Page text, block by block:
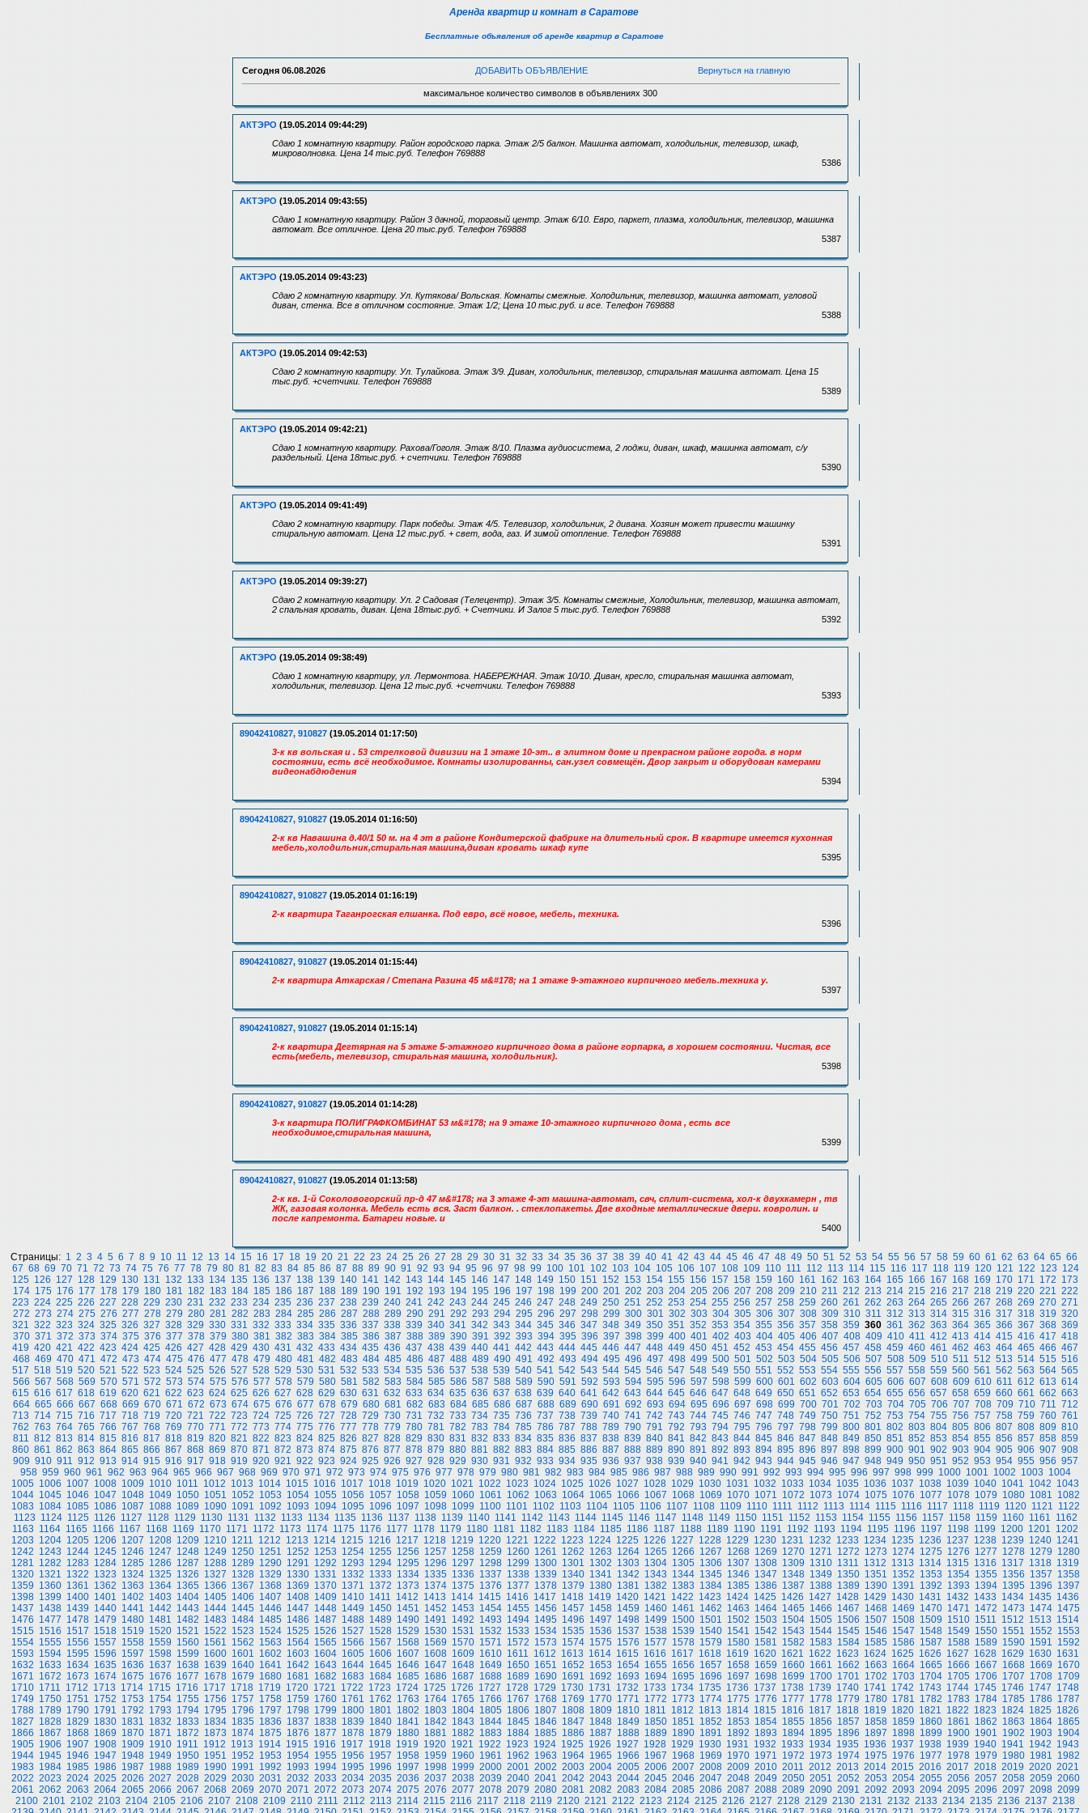
Аренда квартир и комнат в Саратове
Бесплатные объявления об аренде квартир в Саратове
Сегодня 06.08.2026 ДОБАВИТЬ ОБЪЯВЛЕНИЕ Вернуться на главную
максимальное количество символов в объявлениях 300
АКТЭРО (19.05.2014 09:44:29)
Сдаю 1 комнатную квартиру. Район городского парка. Этаж 2/5 балкон. Машинка автомат, холодильник, телевизор, шкаф,
микроволновка. Цена 14 тыс.руб. Телефон 769888
5386
АКТЭРО (19.05.2014 09:43:55)
Сдаю 1 комнатную квартиру. Район 3 дачной, торговый центр. Этаж 6/10. Евро, паркет, плазма, холодильник, телевизор, машинка
автомат. Все отличное. Цена 20 тыс.руб. Телефон 769888
5387
АКТЭРО (19.05.2014 09:43:23)
Сдаю 2 комнатную квартиру. Ул. Кутякова/ Вольская. Комнаты смежные. Холодильник, телевизор, машинка автомат, угловой
диван, стенка. Все в отличном состояние. Этаж 1/2; Цена 10 тыс.руб. и все. Телефон 769888
5388
АКТЭРО (19.05.2014 09:42:53)
Сдаю 2 комнатную квартиру. Ул. Тулайкова. Этаж 3/9. Диван, холодильник, телевизор, стиральная машинка автомат. Цена 15
тыс.руб. +счетчики. Телефон 769888
5389
АКТЭРО (19.05.2014 09:42:21)
Сдаю 1 комнатную квартиру. Рахова/Гоголя. Этаж 8/10. Плазма аудиосистема, 2 лоджи, диван, шкаф, машинка автомат, с/у
раздельный. Цена 18тыс.руб. + счетчики. Телефон 769888
5390
АКТЭРО (19.05.2014 09:41:49)
Сдаю 2 комнатную квартиру. Парк победы. Этаж 4/5. Телевизор, холодильник, 2 дивана. Хозяин может привести машинку
стиральную автомат. Цена 12 тыс.руб. + свет, вода, газ. И зимой отопление. Телефон 769888
5391
АКТЭРО (19.05.2014 09:39:27)
Сдаю 2 комнатную квартиру. Ул. 2 Садовая (Телецентр). Этаж 3/5. Комнаты смежные, Холодильник, телевизор, машинка автомат,
2 спальная кровать, диван. Цена 18тыс.руб. + Счетчики. И Залог 5 тыс.руб. Телефон 769888
5392
АКТЭРО (19.05.2014 09:38:49)
Сдаю 1 комнатную квартиру, ул. Лермонтова. НАБЕРЕЖНАЯ. Этаж 10/10. Диван, кресло, стиральная машинка автомат,
холодильник, телевизор. Цена 12 тыс.руб. +счетчики. Телефон 769888
5393
89042410827, 910827 (19.05.2014 01:17:50)
3-к кв вольская и . 53 стрелковой дивизии на 1 этаже 10-эт.. в элитном доме и прекрасном районе города. в норм
состоянии, есть всё необходимое. Комнаты изолированны, сан.узел совмещён. Двор закрыт и оборудован камерами
видеонабдюдения
5394
89042410827, 910827 (19.05.2014 01:16:50)
2-к кв Навашина д.40/1 50 м. на 4 эт в районе Кондитерской фабрике на длительный срок. В квартире имеется кухонная
мебель,холодильник,стиральная машина,диван кровать шкаф купе
5395
89042410827, 910827 (19.05.2014 01:16:19)
2-к квартира Таганрогская елшанка. Под евро, всё новое, мебель, техника.
5396
89042410827, 910827 (19.05.2014 01:15:44)
2-к квартира Аткарская / Степана Разина 45 м&#178; на 1 этаже 9-этажного кирпичного мебель.техника у.
5397
89042410827, 910827 (19.05.2014 01:15:14)
2-к квартира Дегтярная на 5 этаже 5-этажного кирпичного дома в районе горпарка, в хорошем состоянии. Чистая, все
есть(мебель, телевизор, стиральная машина, холодильник).
5398
89042410827, 910827 (19.05.2014 01:14:28)
3-к квартира ПОЛИГРАФКОМБИНАТ 53 м&#178; на 9 этаже 10-этажного кирпичного дома , есть все
необходимое,стиральная машина,
5399
89042410827, 910827 (19.05.2014 01:13:58)
2-к кв. 1-й Соколовогорский пр-д 47 м&#178; на 3 этаже 4-эт машина-автомат, свч, сплит-система, хол-к двухкамерн , тв
ЖК, газовая колонка. Мебель есть вся. Заст балкон. . стеклопакеты. Две входные металлические двери. ковролин. и
после капремонта. Батареи новые. и
5400
Страницы: 1 2 3 4 5 6 7 8 9 10 11 12 13 14 15 16 17 18 19 20 21 22 23 24 25 26 27 28 29 30 31 32 33 34 35 36 37 38 39 40 41 42 43 44 45 46 47 48 49 50 51 52 53 54 55 56 57 58 59 60 61 62 63 64 65 66
67 68 69 70 71 72 73 74 75 76 77 78 79 80 81 82 83 84 85 86 87 88 89 90 91 92 93 94 95 96 97 98 99 100 101 102 103 104 105 106 107 108 109 110 111 112 113 114 115 116 117 118 119 120 121 122 123 124
125 126 127 128 129 130 131 132 133 134 135 136 137 138 139 140 141 142 143 144 145 146 147 148 149 150 151 152 153 154 155 156 157 158 159 160 161 162 163 164 165 166 167 168 169 170 171 172 173
174 175 176 177 178 179 180 181 182 183 184 185 186 187 188 189 190 191 192 193 194 195 196 197 198 199 200 201 202 203 204 205 206 207 208 209 210 211 212 213 214 215 216 217 218 219 220 221 222
223 224 225 226 227 228 229 230 231 232 233 234 235 236 237 238 239 240 241 242 243 244 245 246 247 248 249 250 251 252 253 254 255 256 257 258 259 260 261 262 263 264 265 266 267 268 269 270 271
272 273 274 275 276 277 278 279 280 281 282 283 284 285 286 287 288 289 290 291 292 293 294 295 296 297 298 299 300 301 302 303 304 305 306 307 308 309 310 311 312 313 314 315 316 317 318 319 320
321 322 323 324 325 326 327 328 329 330 331 332 333 334 335 336 337 338 339 340 341 342 343 344 345 346 347 348 349 350 351 352 353 354 355 356 357 358 359 360 361 362 363 364 365 366 367 368 369
370 371 372 373 374 375 376 377 378 379 380 381 382 383 384 385 386 387 388 389 390 391 392 393 394 395 396 397 398 399 400 401 402 403 404 405 406 407 408 409 410 411 412 413 414 415 416 417 418
419 420 421 422 423 424 425 426 427 428 429 430 431 432 433 434 435 436 437 438 439 440 441 442 443 444 445 446 447 448 449 450 451 452 453 454 455 456 457 458 459 460 461 462 463 464 465 466 467
468 469 470 471 472 473 474 475 476 477 478 479 480 481 482 483 484 485 486 487 488 489 490 491 492 493 494 495 496 497 498 499 500 501 502 503 504 505 506 507 508 509 510 511 512 513 514 515 516
517 518 519 520 521 522 523 524 525 526 527 528 529 530 531 532 533 534 535 536 537 538 539 540 541 542 543 544 545 546 547 548 549 550 551 552 553 554 555 556 557 558 559 560 561 562 563 564 565
566 567 568 569 570 571 572 573 574 575 576 577 578 579 580 581 582 583 584 585 586 587 588 589 590 591 592 593 594 595 596 597 598 599 600 601 602 603 604 605 606 607 608 609 610 611 612 613 614
615 616 617 618 619 620 621 622 623 624 625 626 627 628 629 630 631 632 633 634 635 636 637 638 639 640 641 642 643 644 645 646 647 648 649 650 651 652 653 654 655 656 657 658 659 660 661 662 663
664 665 666 667 668 669 670 671 672 673 674 675 676 677 678 679 680 681 682 683 684 685 686 687 688 689 690 691 692 693 694 695 696 697 698 699 700 701 702 703 704 705 706 707 708 709 710 711 712
713 714 715 716 717 718 719 720 721 722 723 724 725 726 727 728 729 730 731 732 733 734 735 736 737 738 739 740 741 742 743 744 745 746 747 748 749 750 751 752 753 754 755 756 757 758 759 760 761
762 763 764 765 766 767 768 769 770 771 772 773 774 775 776 777 778 779 780 781 782 783 784 785 786 787 788 789 790 791 792 793 794 795 796 797 798 799 800 801 802 803 804 805 806 807 808 809 810
811 812 813 814 815 816 817 818 819 820 821 822 823 824 825 826 827 828 829 830 831 832 833 834 835 836 837 838 839 840 841 842 843 844 845 846 847 848 849 850 851 852 853 854 855 856 857 858 859
860 861 862 863 864 865 866 867 868 869 870 871 872 873 874 875 876 877 878 879 880 881 882 883 884 885 886 887 888 889 890 891 892 893 894 895 896 897 898 899 900 901 902 903 904 905 906 907 908
909 910 911 912 913 914 915 916 917 918 919 920 921 922 923 924 925 926 927 928 929 930 931 932 933 934 935 936 937 938 939 940 941 942 943 944 945 946 947 948 949 950 951 952 953 954 955 956 957
958 959 960 961 962 963 964 965 966 967 968 969 970 971 972 973 974 975 976 977 978 979 980 981 982 983 984 985 986 987 988 989 990 991 992 993 994 995 996 997 998 999 1000 1001 1002 1003 1004
1005 1006 1007 1008 1009 1010 1011 1012 1013 1014 1015 1016 1017 1018 1019 1020 1021 1022 1023 1024 1025 1026 1027 1028 1029 1030 1031 1032 1033 1034 1035 1036 1037 1038 1039 1040 1041 1042 1043
1044 1045 1046 1047 1048 1049 1050 1051 1052 1053 1054 1055 1056 1057 1058 1059 1060 1061 1062 1063 1064 1065 1066 1067 1068 1069 1070 1071 1072 1073 1074 1075 1076 1077 1078 1079 1080 1081 1082
1083 1084 1085 1086 1087 1088 1089 1090 1091 1092 1093 1094 1095 1096 1097 1098 1099 1100 1101 1102 1103 1104 1105 1106 1107 1108 1109 1110 1111 1112 1113 1114 1115 1116 1117 1118 1119 1120 1121 1122
1123 1124 1125 1126 1127 1128 1129 1130 1131 1132 1133 1134 1135 1136 1137 1138 1139 1140 1141 1142 1143 1144 1145 1146 1147 1148 1149 1150 1151 1152 1153 1154 1155 1156 1157 1158 1159 1160 1161 1162
1163 1164 1165 1166 1167 1168 1169 1170 1171 1172 1173 1174 1175 1176 1177 1178 1179 1180 1181 1182 1183 1184 1185 1186 1187 1188 1189 1190 1191 1192 1193 1194 1195 1196 1197 1198 1199 1200 1201 1202
1203 1204 1205 1206 1207 1208 1209 1210 1211 1212 1213 1214 1215 1216 1217 1218 1219 1220 1221 1222 1223 1224 1225 1226 1227 1228 1229 1230 1231 1232 1233 1234 1235 1236 1237 1238 1239 1240 1241
1242 1243 1244 1245 1246 1247 1248 1249 1250 1251 1252 1253 1254 1255 1256 1257 1258 1259 1260 1261 1262 1263 1264 1265 1266 1267 1268 1269 1270 1271 1272 1273 1274 1275 1276 1277 1278 1279 1280
1281 1282 1283 1284 1285 1286 1287 1288 1289 1290 1291 1292 1293 1294 1295 1296 1297 1298 1299 1300 1301 1302 1303 1304 1305 1306 1307 1308 1309 1310 1311 1312 1313 1314 1315 1316 1317 1318 1319
1320 1321 1322 1323 1324 1325 1326 1327 1328 1329 1330 1331 1332 1333 1334 1335 1336 1337 1338 1339 1340 1341 1342 1343 1344 1345 1346 1347 1348 1349 1350 1351 1352 1353 1354 1355 1356 1357 1358
1359 1360 1361 1362 1363 1364 1365 1366 1367 1368 1369 1370 1371 1372 1373 1374 1375 1376 1377 1378 1379 1380 1381 1382 1383 1384 1385 1386 1387 1388 1389 1390 1391 1392 1393 1394 1395 1396 1397
1398 1399 1400 1401 1402 1403 1404 1405 1406 1407 1408 1409 1410 1411 1412 1413 1414 1415 1416 1417 1418 1419 1420 1421 1422 1423 1424 1425 1426 1427 1428 1429 1430 1431 1432 1433 1434 1435 1436
1437 1438 1439 1440 1441 1442 1443 1444 1445 1446 1447 1448 1449 1450 1451 1452 1453 1454 1455 1456 1457 1458 1459 1460 1461 1462 1463 1464 1465 1466 1467 1468 1469 1470 1471 1472 1473 1474 1475
1476 1477 1478 1479 1480 1481 1482 1483 1484 1485 1486 1487 1488 1489 1490 1491 1492 1493 1494 1495 1496 1497 1498 1499 1500 1501 1502 1503 1504 1505 1506 1507 1508 1509 1510 1511 1512 1513 1514
1515 1516 1517 1518 1519 1520 1521 1522 1523 1524 1525 1526 1527 1528 1529 1530 1531 1532 1533 1534 1535 1536 1537 1538 1539 1540 1541 1542 1543 1544 1545 1546 1547 1548 1549 1550 1551 1552 1553
1554 1555 1556 1557 1558 1559 1560 1561 1562 1563 1564 1565 1566 1567 1568 1569 1570 1571 1572 1573 1574 1575 1576 1577 1578 1579 1580 1581 1582 1583 1584 1585 1586 1587 1588 1589 1590 1591 1592
1593 1594 1595 1596 1597 1598 1599 1600 1601 1602 1603 1604 1605 1606 1607 1608 1609 1610 1611 1612 1613 1614 1615 1616 1617 1618 1619 1620 1621 1622 1623 1624 1625 1626 1627 1628 1629 1630 1631
1632 1633 1634 1635 1636 1637 1638 1639 1640 1641 1642 1643 1644 1645 1646 1647 1648 1649 1650 1651 1652 1653 1654 1655 1656 1657 1658 1659 1660 1661 1662 1663 1664 1665 1666 1667 1668 1669 1670
1671 1672 1673 1674 1675 1676 1677 1678 1679 1680 1681 1682 1683 1684 1685 1686 1687 1688 1689 1690 1691 1692 1693 1694 1695 1696 1697 1698 1699 1700 1701 1702 1703 1704 1705 1706 1707 1708 1709
1710 1711 1712 1713 1714 1715 1716 1717 1718 1719 1720 1721 1722 1723 1724 1725 1726 1727 1728 1729 1730 1731 1732 1733 1734 1735 1736 1737 1738 1739 1740 1741 1742 1743 1744 1745 1746 1747 1748
1749 1750 1751 1752 1753 1754 1755 1756 1757 1758 1759 1760 1761 1762 1763 1764 1765 1766 1767 1768 1769 1770 1771 1772 1773 1774 1775 1776 1777 1778 1779 1780 1781 1782 1783 1784 1785 1786 1787
1788 1789 1790 1791 1792 1793 1794 1795 1796 1797 1798 1799 1800 1801 1802 1803 1804 1805 1806 1807 1808 1809 1810 1811 1812 1813 1814 1815 1816 1817 1818 1819 1820 1821 1822 1823 1824 1825 1826
1827 1828 1829 1830 1831 1832 1833 1834 1835 1836 1837 1838 1839 1840 1841 1842 1843 1844 1845 1846 1847 1848 1849 1850 1851 1852 1853 1854 1855 1856 1857 1858 1859 1860 1861 1862 1863 1864 1865
1866 1867 1868 1869 1870 1871 1872 1873 1874 1875 1876 1877 1878 1879 1880 1881 1882 1883 1884 1885 1886 1887 1888 1889 1890 1891 1892 1893 1894 1895 1896 1897 1898 1899 1900 1901 1902 1903 1904
1905 1906 1907 1908 1909 1910 1911 1912 1913 1914 1915 1916 1917 1918 1919 1920 1921 1922 1923 1924 1925 1926 1927 1928 1929 1930 1931 1932 1933 1934 1935 1936 1937 1938 1939 1940 1941 1942 1943
1944 1945 1946 1947 1948 1949 1950 1951 1952 1953 1954 1955 1956 1957 1958 1959 1960 1961 1962 1963 1964 1965 1966 1967 1968 1969 1970 1971 1972 1973 1974 1975 1976 1977 1978 1979 1980 1981 1982
1983 1984 1985 1986 1987 1988 1989 1990 1991 1992 1993 1994 1995 1996 1997 1998 1999 2000 2001 2002 2003 2004 2005 2006 2007 2008 2009 2010 2011 2012 2013 2014 2015 2016 2017 2018 2019 2020 2021
2022 2023 2024 2025 2026 2027 2028 2029 2030 2031 2032 2033 2034 2035 2036 2037 2038 2039 2040 2041 2042 2043 2044 2045 2046 2047 2048 2049 2050 2051 2052 2053 2054 2055 2056 2057 2058 2059 2060
2061 2062 2063 2064 2065 2066 2067 2068 2069 2070 2071 2072 2073 2074 2075 2076 2077 2078 2079 2080 2081 2082 2083 2084 2085 2086 2087 2088 2089 2090 2091 2092 2093 2094 2095 2096 2097 2098 2099
2100 2101 2102 2103 2104 2105 2106 2107 2108 2109 2110 2111 2112 2113 2114 2115 2116 2117 2118 2119 2120 2121 2122 2123 2124 2125 2126 2127 2128 2129 2130 2131 2132 2133 2134 2135 2136 2137 2138